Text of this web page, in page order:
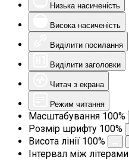
Низька насиченість
Висока насиченість
Виділити посилання
Виділити заголовки
Читач з екрана
Режим читання
Масштабування 100%
Розмір шрифту 100%
Висота лінії 100%
Інтервал між літерами